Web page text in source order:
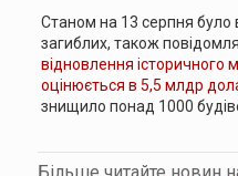
Станом на 13 серпня
загиблих, також
відновлення історичного
оцінюється в 5,5 млдр
знищило понад 1000